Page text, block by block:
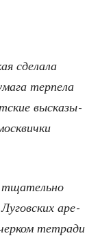
сде­ла­ла
тер­пе­ла
выска­зы­
тща­тель­но
аре­
тет­ра­ди